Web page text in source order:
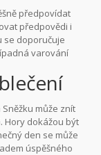
úplné zrušení
rizika blesků a
předpovídat
předpovědi i
se doporučuje
varování
změnit, než se
když to
může znít
Hory dokážou být
den se může
úspěšného